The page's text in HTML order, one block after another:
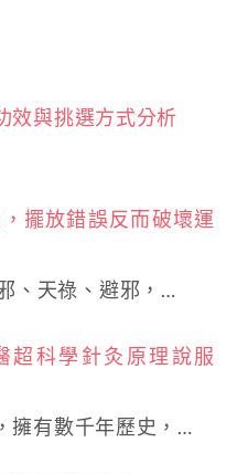
效與挑選方式分析
擺放錯誤反而破壞運
、天祿、避邪，…
超科學針灸原理說服
擁有數千年歷史，…